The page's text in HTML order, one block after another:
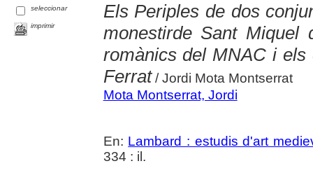
seleccionar
imprimir
Els Periples de dos
monestirde Sant
romànics del MNAC i els
Ferrat/ Jordi Mota Montserrat
Mota Montserrat, Jordi
En: Lambard : estudis d'art
334 : il.